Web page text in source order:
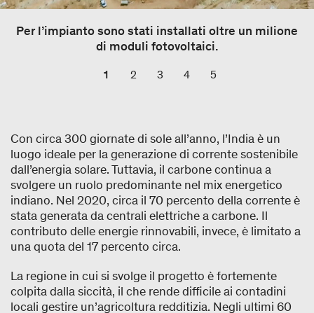
Per l’impianto sono stati installati oltre un milione
di moduli fotovoltaici.
1 2 3 4 5
Con circa 300 giornate di sole all’anno, l’India è un
luogo ideale per la generazione di corrente sostenibile
dall’energia solare. Tuttavia, il carbone continua a
svolgere un ruolo predominante nel mix energetico
indiano. Nel 2020, circa il 70 percento della corrente è
stata generata da centrali elettriche a carbone. Il
contributo delle energie rinnovabili, invece, è limitato a
una quota del 17 percento circa.
La regione in cui si svolge il progetto è fortemente
colpita dalla siccità, il che rende difficile ai contadini
locali gestire un’agricoltura redditizia. Negli ultimi 60